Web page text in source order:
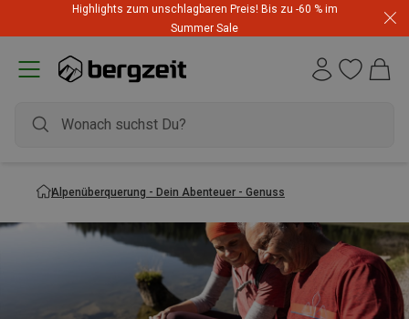
Highlights zum unschlagbaren Preis! Bis zu -60 % im
Summer Sale
Alpenüberquerung - Dein Abenteuer - Genuss